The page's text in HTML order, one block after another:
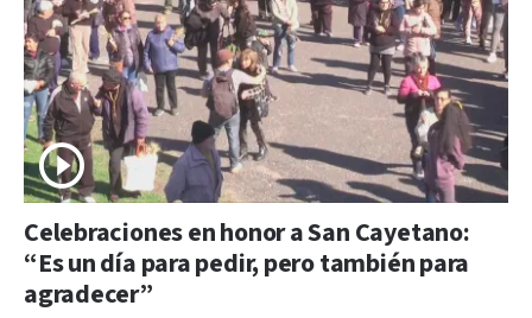
Celebraciones en honor a San Cayetano:
“Es un día para pedir, pero también para
agradecer”